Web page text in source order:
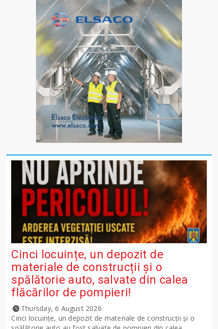
Cinci locuințe, un depozit de
materiale de construcții și o
spălătorie auto, salvate din calea
flăcărilor de pompieri!
Thursday, 6 August 2026
Cinci locuințe, un depozit de materiale de construcții și o